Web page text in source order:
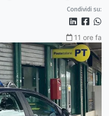
Condividi su:
11 ore fa